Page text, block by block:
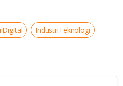
IndustriTeknologi